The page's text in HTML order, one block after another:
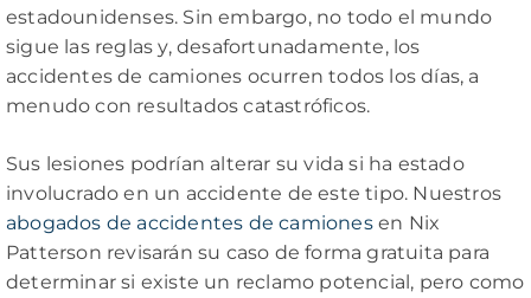
estadounidenses. Sin embargo, no todo el mundo
sigue las reglas y, desafortunadamente, los
accidentes de camiones ocurren todos los días, a
menudo con resultados catastróficos.
Sus lesiones podrían alterar su vida si ha estado
involucrado en un accidente de este tipo. Nuestros
abogados de accidentes de camionesen Nix
Patterson revisarán su caso de forma gratuita para
determinar si existe un reclamo potencial, pero como